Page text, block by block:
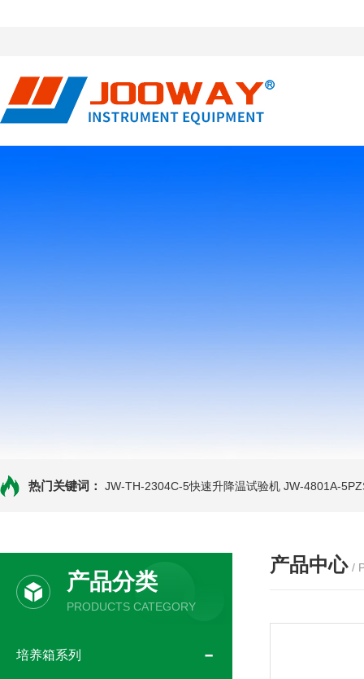
热门关键词： JW-TH-2304C-5快速升降温试验机 JW-4801A-
产品分类
PRODUCTS CATEGORY
培养箱系列
产品中心 /